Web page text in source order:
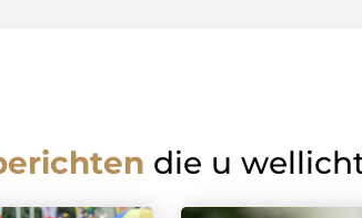
die u